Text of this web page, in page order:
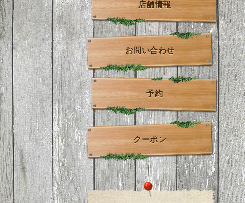
店舗情報
お問い合わせ
予約
クーポン